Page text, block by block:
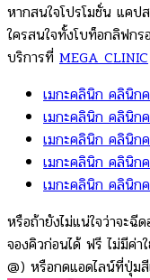
หากสนใจโปรโมชั่น แคป
ใครสนใจทั้งโบท็อกลิฟกร
บริการที่ MEGA CLINIC
เมกะคลินิก คลินิก
เมกะคลินิก คลินิก
เมกะคลินิก คลินิก
เมกะคลินิก คลินิก
เมกะคลินิก คลินิก
หรือถ้ายังไม่แน่ใจว่าจะฉี
จองคิวก่อนได้ ฟรี ไม่มีค่
@) หรือกดแอดไลน์ที่ปุ่มสี